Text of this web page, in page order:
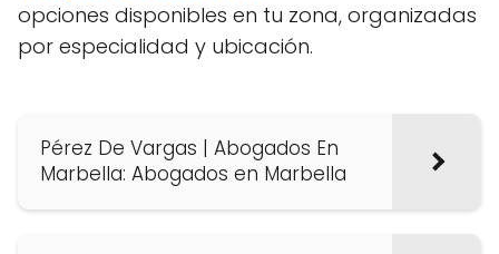
opciones disponibles en tu zona, organizadas
por especialidad y ubicación.
Pérez De Vargas | Abogados En
Marbella: Abogados en Marbella